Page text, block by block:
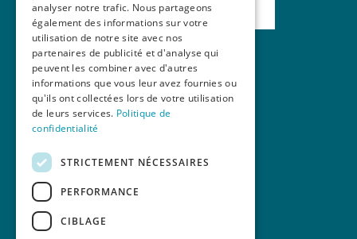
Nos formations
La revue Mains Libres
analyser notre trafic. Nous partageons
également des informations sur votre
utilisation de notre site avec nos
partenaires de publicité et d'analyse qui
peuvent les combiner avec d'autres
informations que vous leur avez fournies ou
qu'ils ont collectées lors de votre utilisation
de leurs services. Politique de
confidentialité
STRICTEMENT NÉCESSAIRES
PERFORMANCE
CIBLAGE